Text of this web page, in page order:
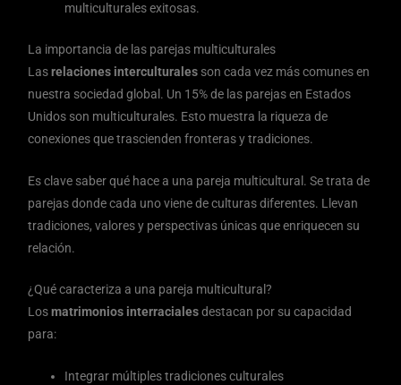
multiculturales exitosas.
La importancia de las parejas multiculturales
Lasrelaciones interculturales son cada vez más comunes en
nuestra sociedad global. Un 15% de las parejas en Estados
Unidos son multiculturales. Esto muestra la riqueza de
conexiones que trascienden fronteras y tradiciones.
Es clave saber qué hace a una pareja multicultural. Se trata de
parejas donde cada uno viene de culturas diferentes. Llevan
tradiciones, valores y perspectivas únicas que enriquecen su
relación.
¿Qué caracteriza a una pareja multicultural?
Losmatrimonios interracialesdestacan por su capacidad
para:
Integrar múltiples tradiciones culturales